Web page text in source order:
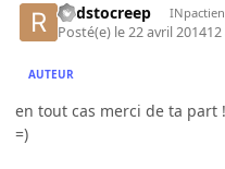
Redstocreep INpactien
Posté(e) le 22 avril 201412
AUTEUR
en tout cas merci de ta part !
=)